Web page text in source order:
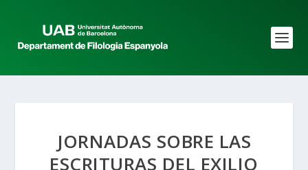
JORNADAS SOBRE LAS
ESCRITURAS DEL EXILIO